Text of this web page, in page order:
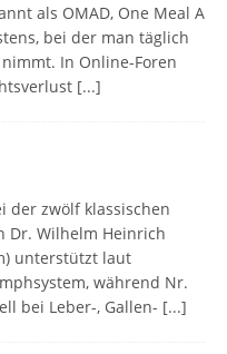
als OMAD, One Meal A
bei der man täglich
In Online-Foren
[...]
der zwölf klassischen
Dr. Wilhelm Heinrich
unterstützt laut
während Nr.
bei Leber-, Gallen- [...]